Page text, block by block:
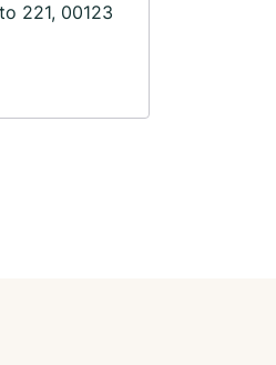
221, 00123